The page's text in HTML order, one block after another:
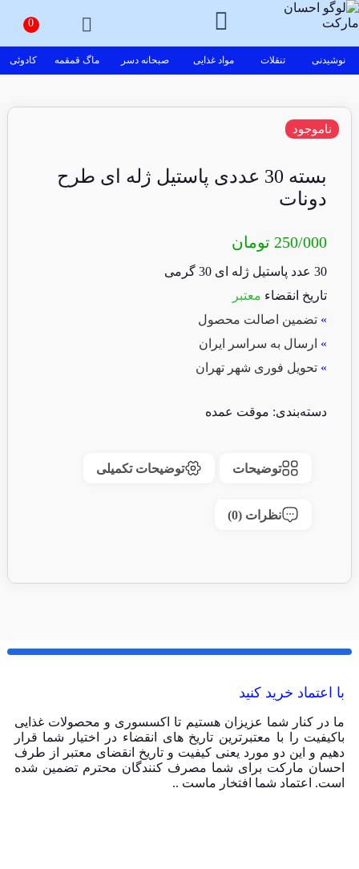
نوشیدنی تنقلات مواد غذایی صبحانه دسر ماگ قمقمه کادوئی
بسته 30 عددی پاستیل ژله ای طرح
دونات
250/000 تومان
30 عدد پاستیل ژله ای 30 گرمی
تاریخ انقضاء معتبر
» تضمین اصالت محصول
» ارسال به سراسر ایران
» تحویل فوری شهر تهران
ناموجود
دسته‌بندی: موقت عمده
توضیحات توضیحات تکمیلی
نظرات (0)
با اعتماد خرید کنید
ما در کنار شما عزیزان هستیم تا اکسسوری و محصولات غذایی
باکیفیت را با معتبرترین تاریخ های انقضاء در اختیار شما قرار
دهیم و این دو مورد یعنی کیفیت و تاریخ انقضای معتبر از طرف
احسان مارکت برای شما مصرف کنندگان محترم تضمین شده
است. اعتماد شما افتخار ماست ..